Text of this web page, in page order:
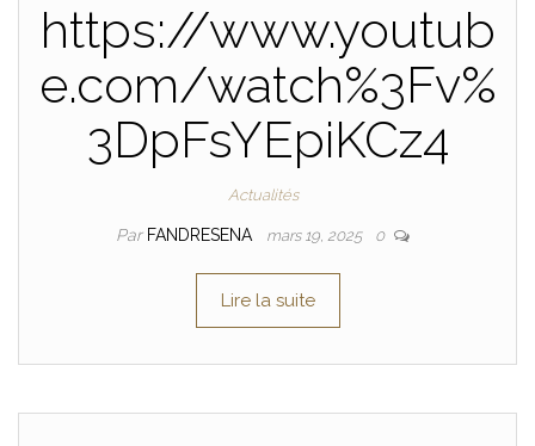
https://www.youtub
e.com/watch%3Fv%
3DpFsYEpiKCz4
Actualités
Par FANDRESENA mars 19, 2025 0
Lire la suite